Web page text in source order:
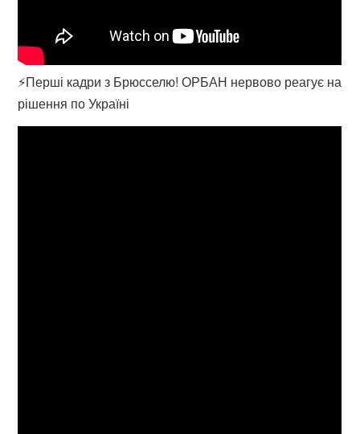
⚡Перші кадри з Брюсселю! ОРБАН нервово реагує на
рішення по Україні